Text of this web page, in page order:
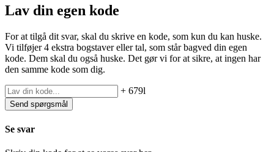
Lav din egen kode
For at tilgå dit svar, skal du skrive en kode, som kun du kan huske.
Vi tilføjer 4 ekstra bogstaver eller tal, som står bagved din egen
kode. Dem skal du også huske. Det gør vi for at sikre, at ingen har
den samme kode som dig.
+ 679l
Se svar